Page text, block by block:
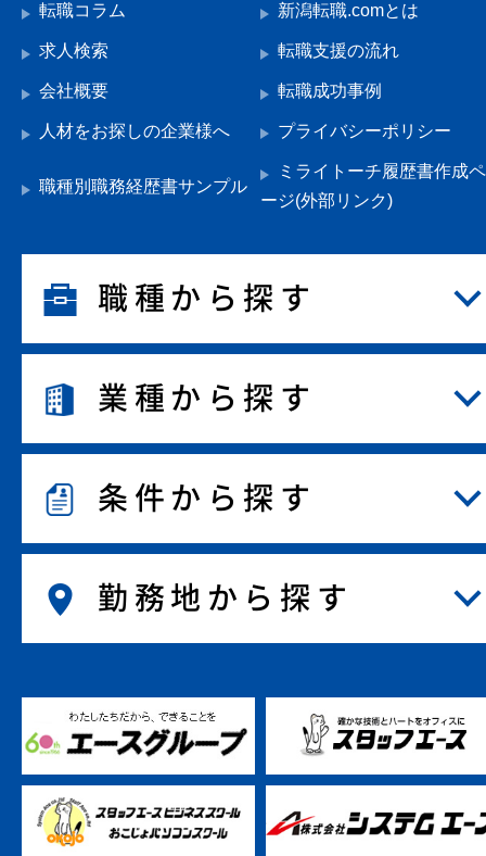
転職コラム 新潟転職.comとは
求人検索 転職支援の流れ
会社概要 転職成功事例
人材をお探しの企業様へ プライバシーポリシー
職種別職務経歴書サンプル
ミライトーチ履歴書作成ペ
ージ(外部リンク)
職種から探す
業種から探す
条件から探す
勤務地から探す